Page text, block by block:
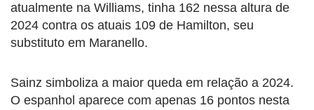
atualmente na Williams, tinha 162 nessa altura de
2024 contra os atuais 109 de Hamilton, seu
substituto em Maranello.
Sainz simboliza a maior queda em relação a 2024.
O espanhol aparece com apenas 16 pontos nesta